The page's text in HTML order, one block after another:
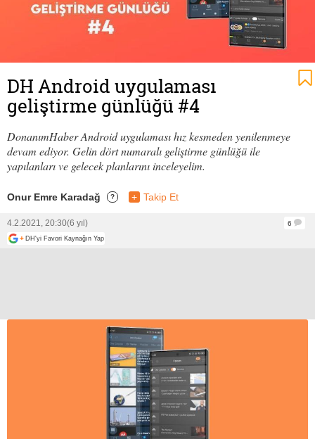
DH Android uygulaması
geliştirme günlüğü #4
DonanımHaber Android uygulaması hız kesmeden yenilenmeye
devam ediyor. Gelin dört numaralı geliştirme günlüğü ile
yapılanları ve gelecek planlarını inceleyelim.
Onur Emre Karadağ ? + Takip Et
4.2.2021, 20:30(6 yıl)
6
+ DH'yi Favori Kaynağın Yap